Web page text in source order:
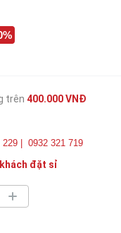
trên 400.000 VNĐ
229 | 0932 321 719
đặt sỉ